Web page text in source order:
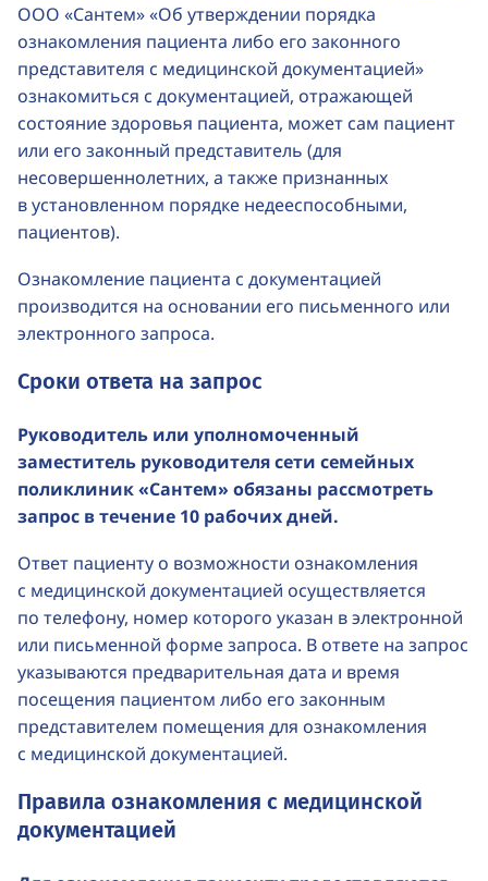
ООО «Сантем» «Об утверждении порядка
ознакомления пациента либо его законного
представителя с медицинской документацией»
ознакомиться с документацией, отражающей
состояние здоровья пациента, может сам пациент
или его законный представитель (для
несовершеннолетних, а также признанных
в установленном порядке недееспособными,
пациентов).
Ознакомление пациента с документацией
производится на основании его письменного или
электронного запроса.
Сроки ответа на запрос
Руководитель или уполномоченный
заместитель руководителя сети семейных
поликлиник «Сантем» обязаны рассмотреть
запрос в течение 10 рабочих дней.
Ответ пациенту о возможности ознакомления
с медицинской документацией осуществляется
по телефону, номер которого указан в электронной
или письменной форме запроса. В ответе на запрос
указываются предварительная дата и время
посещения пациентом либо его законным
представителем помещения для ознакомления
с медицинской документацией.
Правила ознакомления с медицинской
документацией